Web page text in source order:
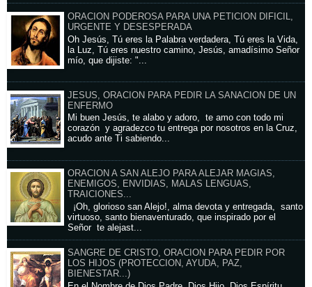
ORACION PODEROSA PARA UNA PETICION DIFICIL,
URGENTE Y DESESPERADA
Oh Jesús, Tú eres la Palabra verdadera, Tú eres la Vida,
la Luz, Tú eres nuestro camino, Jesús, amadísimo Señor
mío, que dijiste: "...
JESUS, ORACION PARA PEDIR LA SANACION DE UN
ENFERMO
Mi buen Jesús, te alabo y adoro, te amo con todo mi
corazón y agradezco tu entrega por nosotros en la Cruz,
acudo ante Ti sabiendo...
ORACION A SAN ALEJO PARA ALEJAR MAGIAS,
ENEMIGOS, ENVIDIAS, MALAS LENGUAS,
TRAICIONES...
¡Oh, glorioso san Alejo!, alma devota y entregada, santo
virtuoso, santo bienaventurado, que inspirado por el
Señor te alejast...
SANGRE DE CRISTO, ORACION PARA PEDIR POR
LOS HIJOS (PROTECCION, AYUDA, PAZ,
BIENESTAR...)